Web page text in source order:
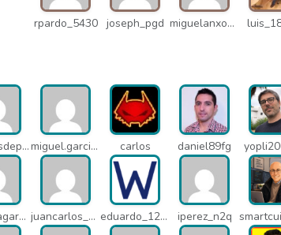
rpardo_5430 joseph_pgd miguelanxogomez_21982
mililitrosdeperfume_lao miguel.garcia_l25 carlos daniel89fg
jventuragarcia_13040 juancarlos_ptr eduardo_12367 iperez_n2q